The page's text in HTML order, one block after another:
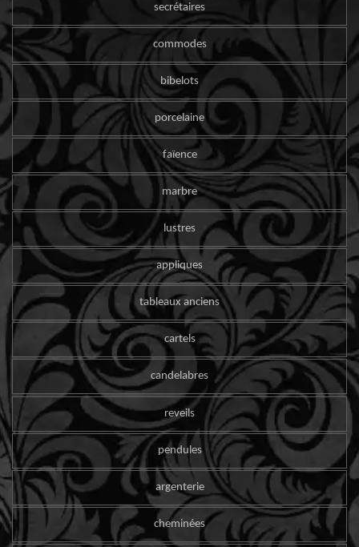
secrétaires
commodes
bibelots
porcelaine
faïence
marbre
lustres
appliques
tableaux anciens
cartels
candelabres
reveils
pendules
argenterie
cheminées